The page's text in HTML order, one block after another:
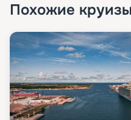
Похожие круизы